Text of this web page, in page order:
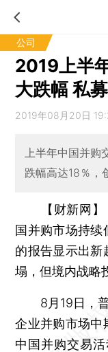
公司
2019上半
大跌幅 私
2019年08月20日
上半年中国并购
跌幅高达18％，
【财新网
国并购市场持续
的报告显示出新
塌，但境内战略
8月19日，普
企业并购市场中
中国并购交易